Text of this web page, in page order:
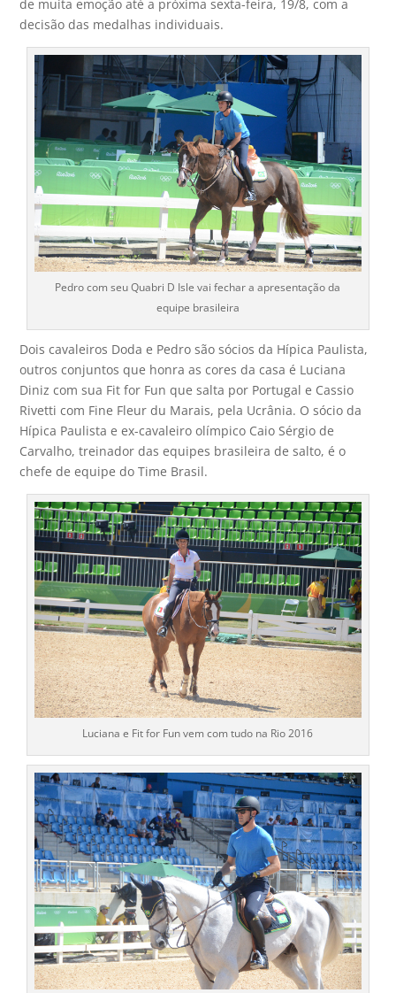
de muita emoção até a próxima sexta-feira, 19/8, com a
decisão das medalhas individuais.
Pedro com seu Quabri D Isle vai fechar a apresentação da
equipe brasileira
Dois cavaleiros Doda e Pedro são sócios da Hípica Paulista,
outros conjuntos que honra as cores da casa é Luciana
Diniz com sua Fit for Fun que salta por Portugal e Cassio
Rivetti com Fine Fleur du Marais, pela Ucrânia. O sócio da
Hípica Paulista e ex-cavaleiro olímpico Caio Sérgio de
Carvalho, treinador das equipes brasileira de salto, é o
chefe de equipe do Time Brasil.
Luciana e Fit for Fun vem com tudo na Rio 2016